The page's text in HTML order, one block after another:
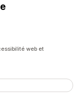
web et